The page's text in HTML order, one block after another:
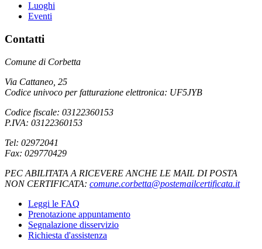
Luoghi
Eventi
Contatti
Comune di Corbetta
Via Cattaneo, 25
Codice univoco per fatturazione elettronica: UF5JYB
Codice fiscale: 03122360153
P.IVA: 03122360153
Tel: 02972041
Fax: 029770429
PEC ABILITATA A RICEVERE ANCHE LE MAIL DI POSTA
NON CERTIFICATA: comune.corbetta@postemailcertificata.it
Leggi le FAQ
Prenotazione appuntamento
Segnalazione disservizio
Richiesta d'assistenza